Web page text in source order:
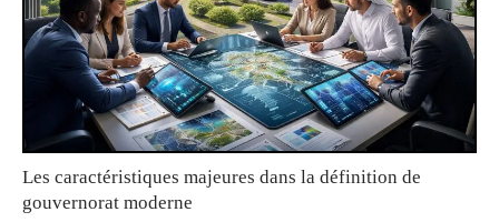
Les caractéristiques majeures dans la définition de
gouvernorat moderne